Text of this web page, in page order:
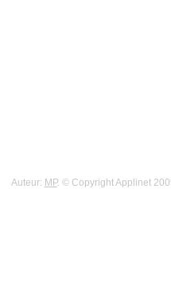
Auteur: MP. © Copyright Applinet